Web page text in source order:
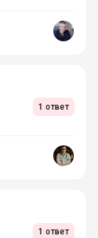
1 ответ
1 ответ